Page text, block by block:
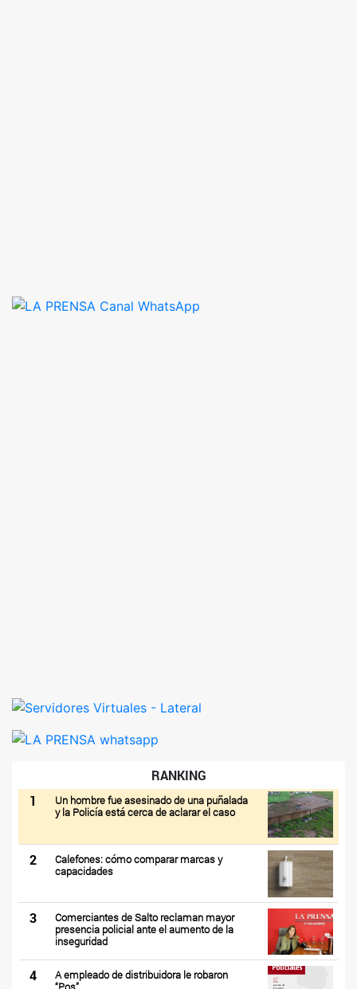
RANKING
1
Un hombre fue asesinado de una puñalada
y la Policía está cerca de aclarar el caso
2
Calefones: cómo comparar marcas y
capacidades
3
Comerciantes de Salto reclaman mayor
presencia policial ante el aumento de la
inseguridad
4
A empleado de distribuidora le robaron